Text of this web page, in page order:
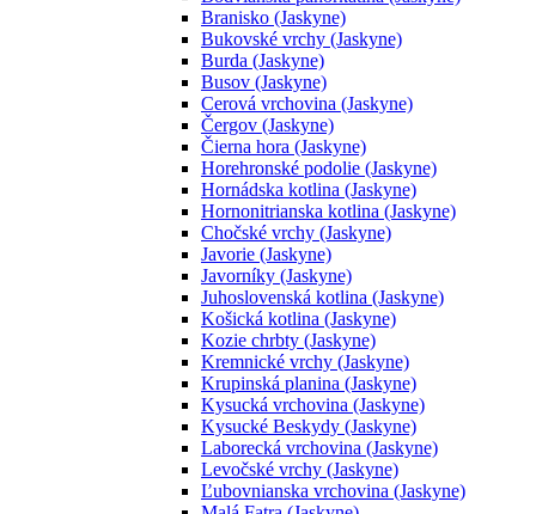
Branisko (Jaskyne)
Bukovské vrchy (Jaskyne)
Burda (Jaskyne)
Busov (Jaskyne)
Cerová vrchovina (Jaskyne)
Čergov (Jaskyne)
Čierna hora (Jaskyne)
Horehronské podolie (Jaskyne)
Hornádska kotlina (Jaskyne)
Hornonitrianska kotlina (Jaskyne)
Chočské vrchy (Jaskyne)
Javorie (Jaskyne)
Javorníky (Jaskyne)
Juhoslovenská kotlina (Jaskyne)
Košická kotlina (Jaskyne)
Kozie chrbty (Jaskyne)
Kremnické vrchy (Jaskyne)
Krupinská planina (Jaskyne)
Kysucká vrchovina (Jaskyne)
Kysucké Beskydy (Jaskyne)
Laborecká vrchovina (Jaskyne)
Levočské vrchy (Jaskyne)
Ľubovnianska vrchovina (Jaskyne)